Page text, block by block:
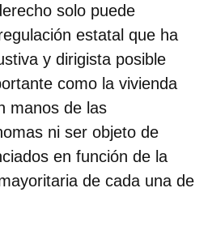
solo puede
estatal que ha
y dirigista posible
como la vivienda
manos de las
ni ser objeto de
en función de la
de cada una de